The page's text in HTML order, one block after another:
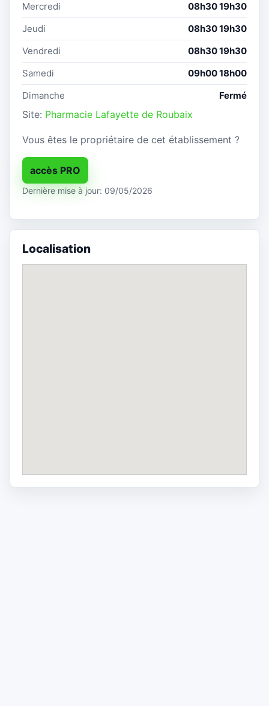
Mercredi
08h30 19h30
Jeudi
08h30 19h30
Vendredi
08h30 19h30
Samedi
09h00 18h00
Dimanche
Fermé
Site: Pharmacie Lafayette de Roubaix
Vous êtes le propriétaire de cet établissement ?
accès PRO
Dernière mise à jour: 09/05/2026
Localisation